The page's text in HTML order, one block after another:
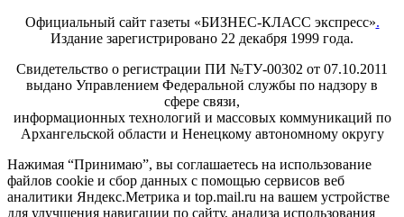
Официальный сайт газеты «БИЗНЕС-КЛАСС экспресс».
Издание зарегистрировано 22 декабря 1999 года.
Свидетельство о регистрации ПИ №ТУ-00302 от 07.10.2011
выдано Управлением Федеральной службы по надзору в
сфере связи,
информационных технологий и массовых коммуникаций по
Архангельской области и Ненецкому автономному округу
Нажимая “Принимаю”, вы соглашаетесь на использование
файлов cookie и сбор данных с помощью сервисов веб
аналитики Яндекс.Метрика и top.mail.ru на вашем устройстве
для улучшения навигации по сайту, анализа использования